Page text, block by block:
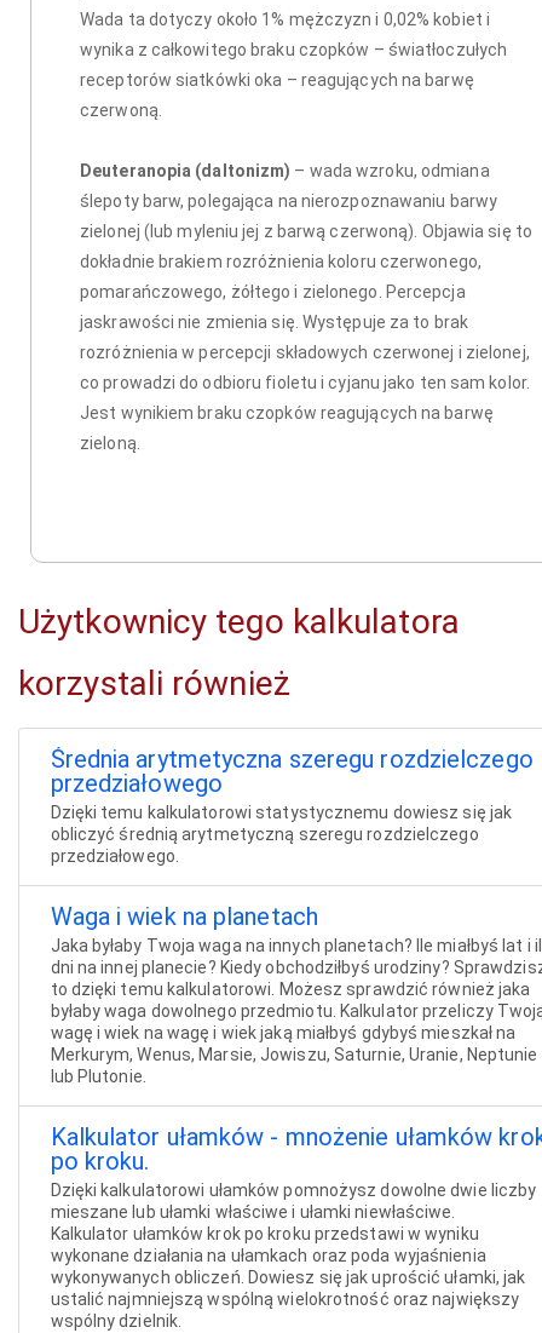
Wada ta dotyczy około 1% mężczyzn i 0,02% kobiet i
wynika z całkowitego braku czopków – światłoczułych
receptorów siatkówki oka – reagujących na barwę
czerwoną.
Deuteranopia (daltonizm) – wada wzroku, odmiana
ślepoty barw, polegająca na nierozpoznawaniu barwy
zielonej (lub myleniu jej z barwą czerwoną). Objawia się to
dokładnie brakiem rozróżnienia koloru czerwonego,
pomarańczowego, żółtego i zielonego. Percepcja
jaskrawości nie zmienia się. Występuje za to brak
rozróżnienia w percepcji składowych czerwonej i zielonej,
co prowadzi do odbioru fioletu i cyjanu jako ten sam kolor.
Jest wynikiem braku czopków reagujących na barwę
zieloną.
Użytkownicy tego kalkulatora
korzystali również
Średnia arytmetyczna szeregu rozdzielczego
przedziałowego
Dzięki temu kalkulatorowi statystycznemu dowiesz się jak
obliczyć średnią arytmetyczną szeregu rozdzielczego
przedziałowego.
Waga i wiek na planetach
Jaka byłaby Twoja waga na innych planetach? Ile miałbyś lat i
dni na innej planecie? Kiedy obchodziłbyś urodziny?
to dzięki temu kalkulatorowi. Możesz sprawdzić również jaka
byłaby waga dowolnego przedmiotu. Kalkulator przeliczy
wagę i wiek na wagę i wiek jaką miałbyś gdybyś mieszkał na
Merkurym, Wenus, Marsie, Jowiszu, Saturnie, Uranie, Neptunie
lub Plutonie.
Kalkulator ułamków - mnożenie ułamków
po kroku.
Dzięki kalkulatorowi ułamków pomnożysz dowolne dwie liczby
mieszane lub ułamki właściwe i ułamki niewłaściwe.
Kalkulator ułamków krok po kroku przedstawi w wyniku
wykonane działania na ułamkach oraz poda wyjaśnienia
wykonywanych obliczeń. Dowiesz się jak uprościć ułamki, jak
ustalić najmniejszą wspólną wielokrotność oraz największy
wspólny dzielnik.